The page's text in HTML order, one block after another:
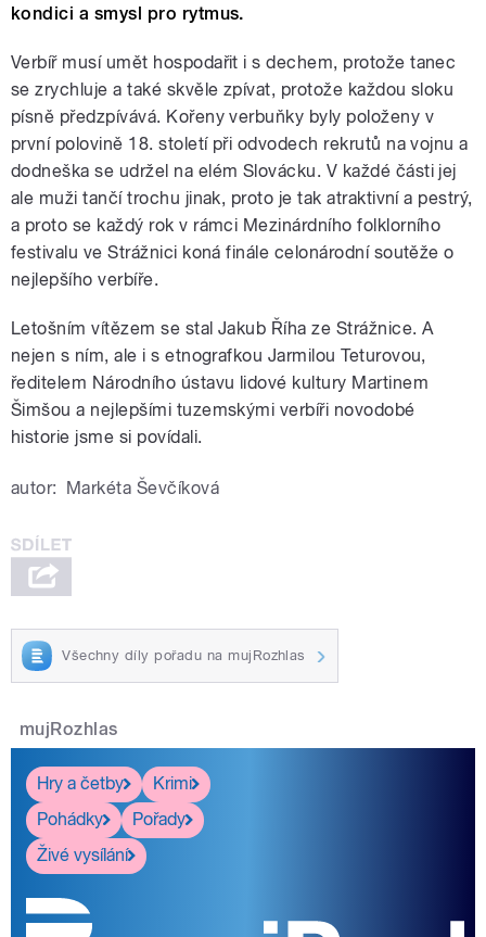
kondici a smysl pro rytmus.
Verbíř musí umět hospodařit i s dechem, protože tanec
se zrychluje a také skvěle zpívat, protože každou sloku
písně předzpívává. Kořeny verbuňky byly položeny v
první polovině 18. století při odvodech rekrutů na vojnu a
dodneška se udržel na elém Slovácku. V každé části jej
ale muži tančí trochu jinak, proto je tak atraktivní a pestrý,
a proto se každý rok v rámci Mezinárdního folklorního
festivalu ve Strážnici koná finále celonárodní soutěže o
nejlepšího verbíře.
Letošním vítězem se stal Jakub Říha ze Strážnice. A
nejen s ním, ale i s etnografkou Jarmilou Teturovou,
ředitelem Národního ústavu lidové kultury Martinem
Šimšou a nejlepšími tuzemskými verbíři novodobé
historie jsme si povídali.
autor: Markéta Ševčíková
Všechny díly pořadu na mujRozhlas
mujRozhlas
Hry a četby
Krimi
Pohádky
Pořady
Živé vysílání